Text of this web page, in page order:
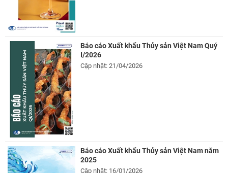
Báo cáo Xuất khẩu Thủy sản Việt Nam Quý
I/2026
Cập nhật: 21/04/2026
Báo cáo Xuất khẩu Thủy sản Việt Nam năm
2025
Cập nhật: 16/01/2026